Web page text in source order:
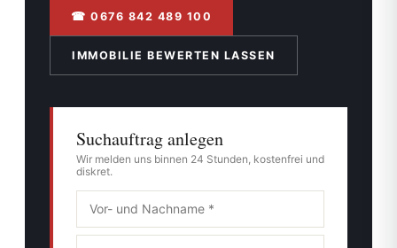
☎ 0676 842 489 100
IMMOBILIE BEWERTEN LASSEN
Suchauftrag anlegen
Wir melden uns binnen 24 Stunden, kostenfrei und
diskret.